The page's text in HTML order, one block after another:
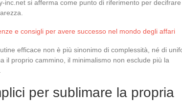
inc.net si afferma come punto di riferimento per decifrare
e consigli per avere successo nel mondo degli affari
efficace non è più sinonimo di complessità, né di
il proprio cammino, il minimalismo non esclude più la
per sublimare la propria